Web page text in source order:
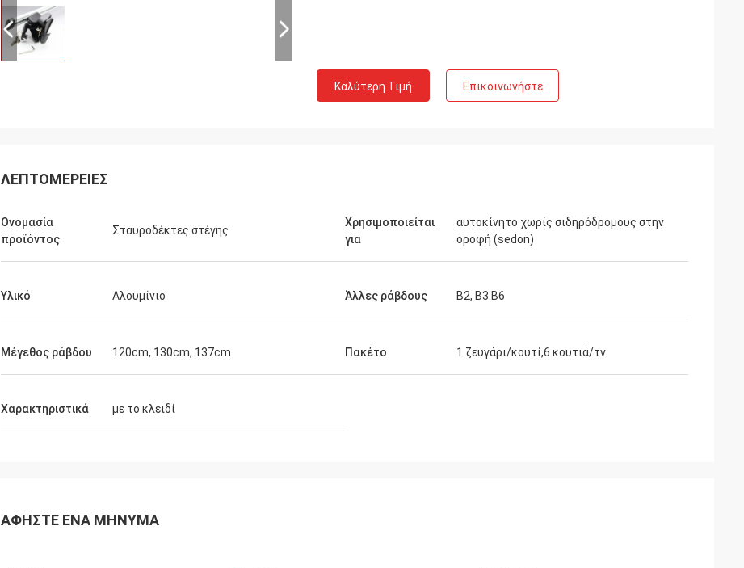
Καλύτερη Τιμή Επικοινωνήστε
ΛΕΠΤΟΜΈΡΕΙΕΣ
Ονομασία
προϊόντος
Σταυροδέκτες στέγης
Χρησιμοποιείται
για
αυτοκίνητο χωρίς σιδηρόδρομους στην
οροφή (sedon)
Υλικό Αλουμίνιο Άλλες ράβδους Β2, Β3.Β6
Μέγεθος ράβδου 120cm, 130cm, 137cm Πακέτο 1 ζευγάρι/κουτί,6 κουτιά/τν
Χαρακτηριστικά με το κλειδί
ΑΦΉΣΤΕ ΈΝΑ ΜΉΝΥΜΑ